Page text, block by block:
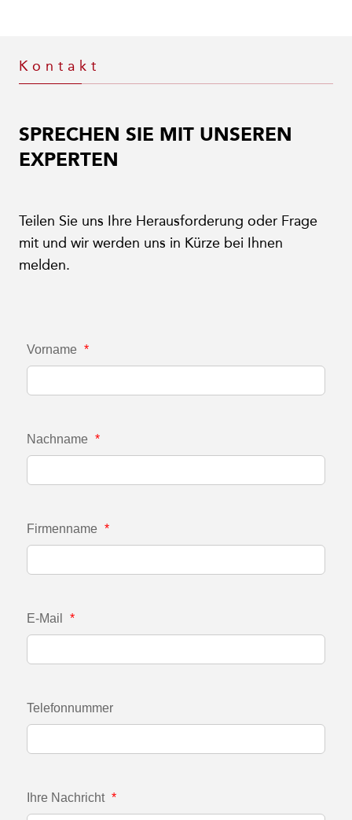
Kontakt
SPRECHEN SIE MIT UNSEREN
EXPERTEN
Teilen Sie uns Ihre Herausforderung oder Frage
mit und wir werden uns in Kürze bei Ihnen
melden.
Vorname *
Nachname *
Firmenname *
E-Mail *
Telefonnummer
Ihre Nachricht *